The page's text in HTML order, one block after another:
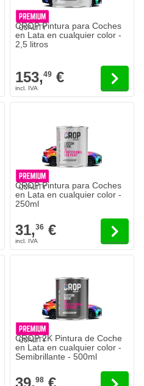
CROP Pintura para Coches
en Lata en cualquier color -
2,5 litros
153,49 €
CROP Pintura para Coches
en Lata en cualquier color -
250ml
31,36 €
CROP 2K Pintura de Coche
en Lata en cualquier color -
Semibrillante - 500ml
39,98 €